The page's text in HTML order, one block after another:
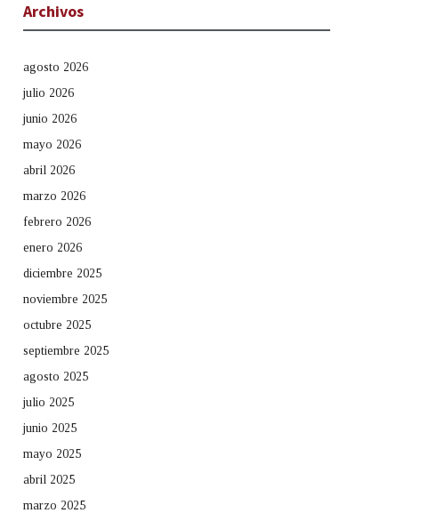
Archivos
agosto 2026
julio 2026
junio 2026
mayo 2026
abril 2026
marzo 2026
febrero 2026
enero 2026
diciembre 2025
noviembre 2025
octubre 2025
septiembre 2025
agosto 2025
julio 2025
junio 2025
mayo 2025
abril 2025
marzo 2025